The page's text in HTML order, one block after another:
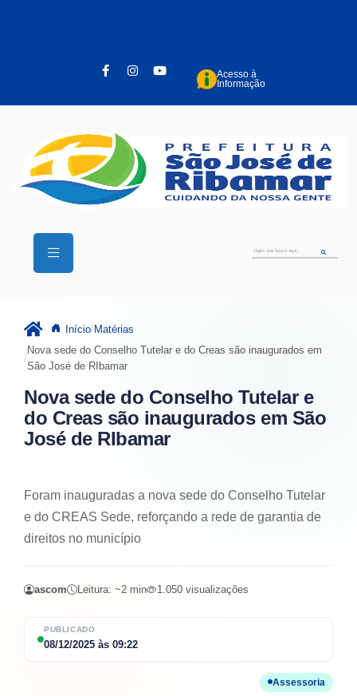
Acesso à
Informação
Início Matérias
Nova sede do Conselho Tutelar e do Creas são inaugurados em
São José de RIbamar
Nova sede do Conselho Tutelar e
do Creas são inaugurados em São
José de RIbamar
PUBLICADO
08/12/2025 às 09:22
Assessoria
Foram inauguradas a nova sede do Conselho Tutelar
e do CREAS Sede, reforçando a rede de garantia de
direitos no município
ascom Leitura: ~2 min 1.050 visualizações